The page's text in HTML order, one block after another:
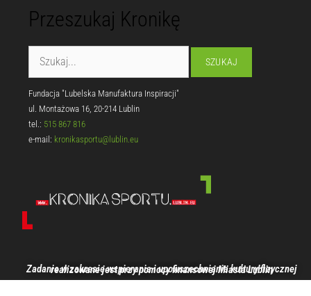
Przeszukaj Kronikę
Fundacja "Lubelska Manufaktura Inspiracji"
ul. Montażowa 16, 20-214 Lublin
tel.: 515 867 816
e-mail: kronikasportu@lublin.eu
Zadanie w zakresie wspierania i upowszechniania kultury fizycznej realizowane jest przy pomocy finansowej Miasta Lublin